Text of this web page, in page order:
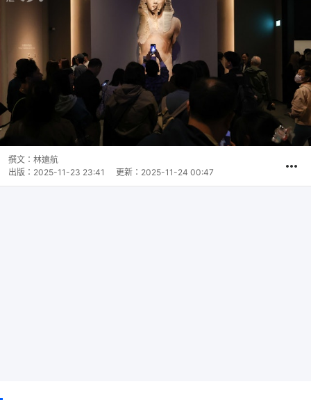
撰文： 林遠航
出版： 2025-11-23 23:41 更新： 2025-11-24 00:47